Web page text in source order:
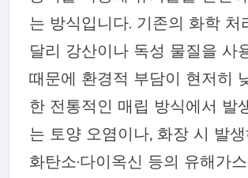
는 방식입니다. 기존의 화학 처
달리 강산이나 독성 물질을 사
때문에 환경적 부담이 현저히
한 전통적인 매립 방식에서 발
는 토양 오염이나, 화장 시 발
화탄소·다이옥신 등의 유해가